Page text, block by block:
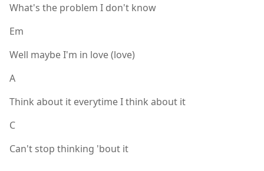
What's the problem I don't know
Em
Well maybe I'm in love (love)
A
Think about it everytime I think about it
C
Can't stop thinking 'bout it